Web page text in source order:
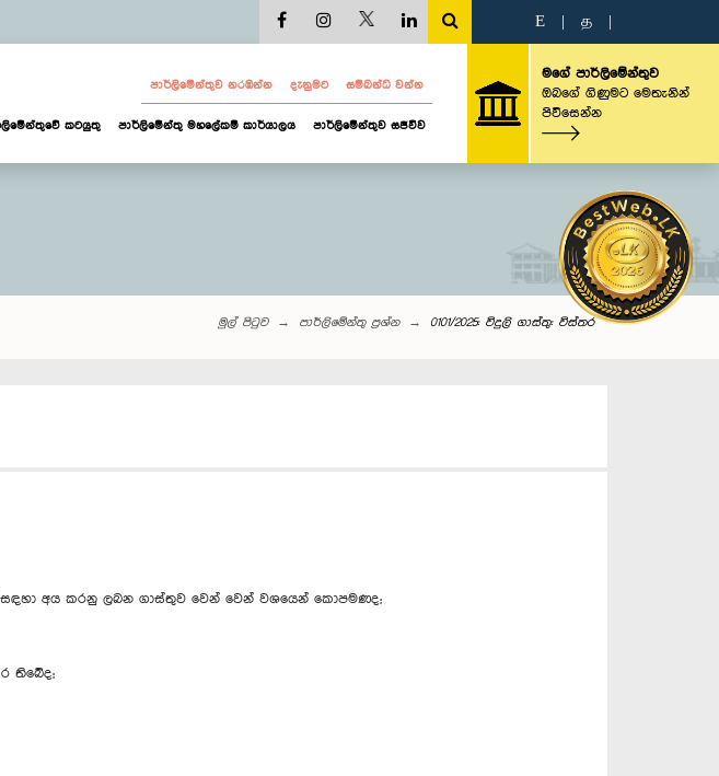
E த
පාර්ලි‌මේන්තුව නරඹන්න දැනුමට සම්බන්ධ වන්න
කටයුතු පාර්ලිමේන්තු මහලේකම් කාර්යාලය පාර්ලිමේන්තුව සජීවීව
මගේ පාර්ලිමේන්තුව
ඔබගේ ගිණුමට මෙතැනින්
පිවිසෙන්න
මුල් පිටුව පාර්ලි‌මේන්තු‌ ප්‍රශ්න 0101/2025: විදුලි ගාස්තු: විස්තර
අය කරනු ලබන ගාස්තුව වෙන් වෙන් වශයෙන් කොපමණද;
තිබේද;